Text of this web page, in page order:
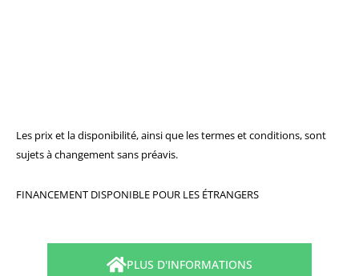
Les prix et la disponibilité, ainsi que les termes et conditions, sont
sujets à changement sans préavis.
FINANCEMENT DISPONIBLE POUR LES ÉTRANGERS
PLUS D'INFORMATIONS